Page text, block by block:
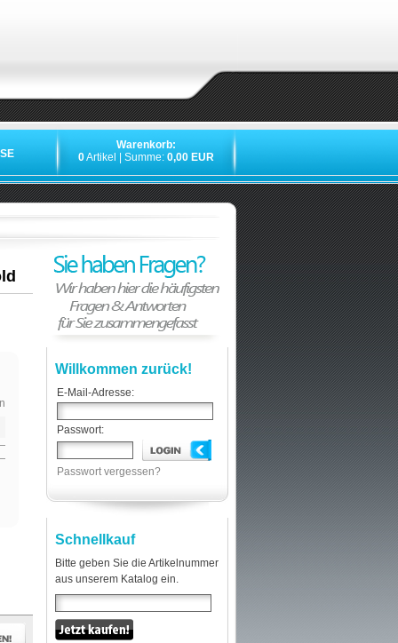
Warenkorb:
0Artikel | Summe: 0,00 EUR
Willkommen zurück!
E-Mail-Adresse:
Passwort:
Passwort vergessen?
Schnellkauf
Bitte geben Sie die Artikelnummer
aus unserem Katalog ein.